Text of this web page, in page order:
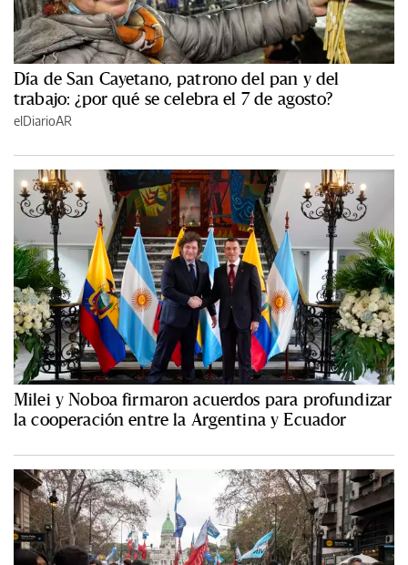
Día de San Cayetano, patrono del pan y del
trabajo: ¿por qué se celebra el 7 de agosto?
elDiarioAR
Milei y Noboa firmaron acuerdos para profundizar
la cooperación entre la Argentina y Ecuador